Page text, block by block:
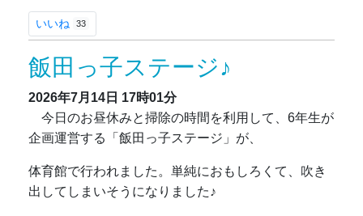
いいね 33
飯田っ子ステージ♪
2026年7月14日 17時01分
今日のお昼休みと掃除の時間を利用して、6年生が
企画運営する「飯田っ子ステージ」が、
体育館で行われました。単純におもしろくて、吹き
出してしまいそうになりました♪